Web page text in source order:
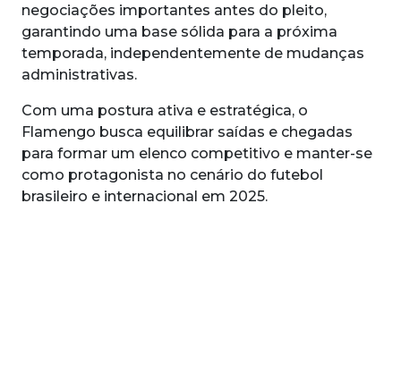
negociações importantes antes do pleito,
garantindo uma base sólida para a próxima
temporada, independentemente de mudanças
administrativas.
Com uma postura ativa e estratégica, o
Flamengo busca equilibrar saídas e chegadas
para formar um elenco competitivo e manter-se
como protagonista no cenário do futebol
brasileiro e internacional em 2025.